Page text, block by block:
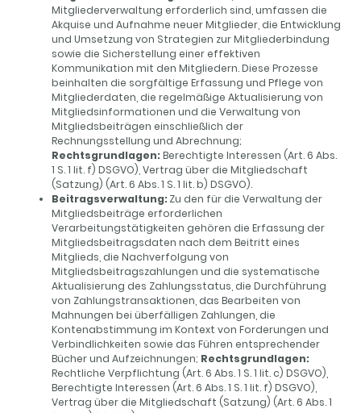
Mitgliederverwaltung erforderlich sind, umfassen die
Akquise und Aufnahme neuer Mitglieder, die Entwicklung
und Umsetzung von Strategien zur Mitgliederbindung
sowie die Sicherstellung einer effektiven
Kommunikation mit den Mitgliedern. Diese Prozesse
beinhalten die sorgfältige Erfassung und Pflege von
Mitgliederdaten, die regelmäßige Aktualisierung von
Mitgliedsinformationen und die Verwaltung von
Mitgliedsbeiträgen einschließlich der
Rechnungsstellung und Abrechnung;
Rechtsgrundlagen: Berechtigte Interessen (Art. 6 Abs.
1 S. 1 lit. f) DSGVO), Vertrag über die Mitgliedschaft
(Satzung) (Art. 6 Abs. 1 S. 1 lit. b) DSGVO).
Beitragsverwaltung: Zu den für die Verwaltung der
Mitgliedsbeiträge erforderlichen
Verarbeitungstätigkeiten gehören die Erfassung der
Mitgliedsbeitragsdaten nach dem Beitritt eines
Mitglieds, die Nachverfolgung von
Mitgliedsbeitragszahlungen und die systematische
Aktualisierung des Zahlungsstatus, die Durchführung
von Zahlungstransaktionen, das Bearbeiten von
Mahnungen bei überfälligen Zahlungen, die
Kontenabstimmung im Kontext von Forderungen und
Verbindlichkeiten sowie das Führen entsprechender
Bücher und Aufzeichnungen; Rechtsgrundlagen:
Rechtliche Verpflichtung (Art. 6 Abs. 1 S. 1 lit. c) DSGVO),
Berechtigte Interessen (Art. 6 Abs. 1 S. 1 lit. f) DSGVO),
Vertrag über die Mitgliedschaft (Satzung) (Art. 6 Abs. 1